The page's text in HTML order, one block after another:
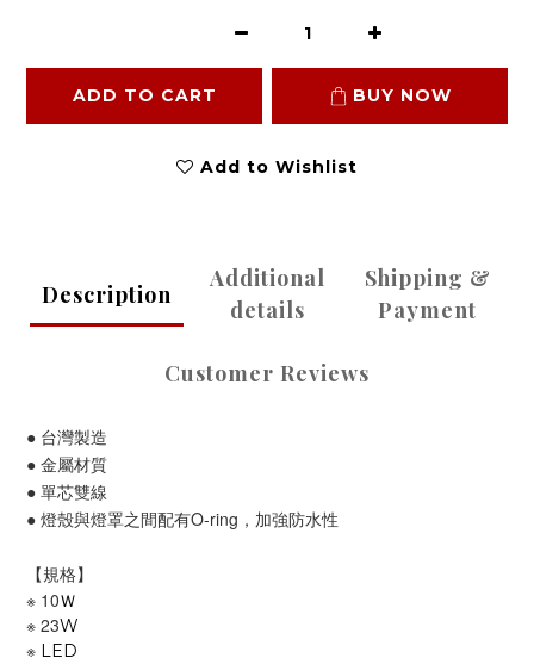
ADD TO CART BUY NOW
Add to Wishlist
Description
Additional
details
Shipping &
Payment
Customer Reviews
● 台灣製造
● 金屬材質
● 單芯雙線
● 燈殼與燈罩之間配有O-ring，加強防水性
【規格】
※ 10Ｗ
※ 23W
※ LED